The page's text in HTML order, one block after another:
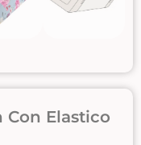
Con Elastico